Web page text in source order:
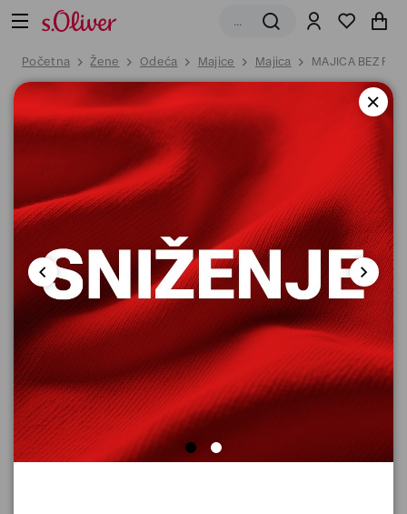
Početna Žene Odeća Majice Majica MAJICA BEZ